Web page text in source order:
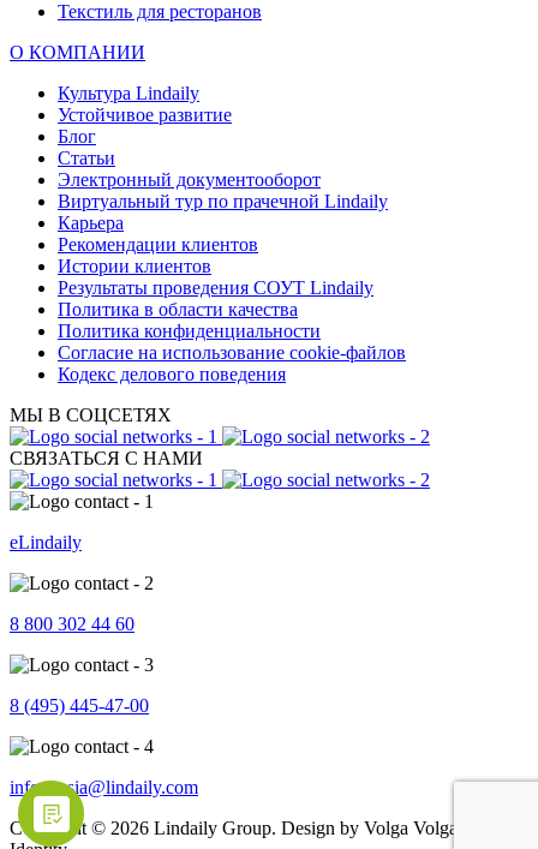
Текстиль для ресторанов
О КОМПАНИИ
Культура Lindaily
Устойчивое развитие
Блог
Статьи
Электронный документооборот
Виртуальный тур по прачечной Lindaily
Карьера
Рекомендации клиентов
Истории клиентов
Результаты проведения СОУТ Lindaily
Политика в области качества
Политика конфиденциальности
Согласие на использование cookie-файлов
Кодекс делового поведения
МЫ В СОЦСЕТЯХ
СВЯЗАТЬСЯ С НАМИ
eLindaily
8 800 302 44 60
8 (495) 445-47-00
info.russia@lindaily.com
Copyright © 2026 Lindaily Group. Design by Volga Volga Brand